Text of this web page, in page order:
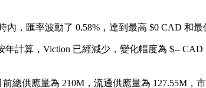
內，匯率波動了 0.58%，達到最高 $0 CAD 和最
年計算，Viction 已經減少，變化幅度為 $-- CAD
總供應量為 210M，流通供應量為 127.55M，